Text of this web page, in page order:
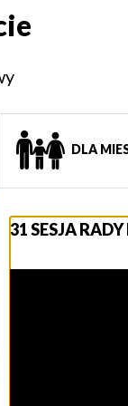
DLA
31 SESJA